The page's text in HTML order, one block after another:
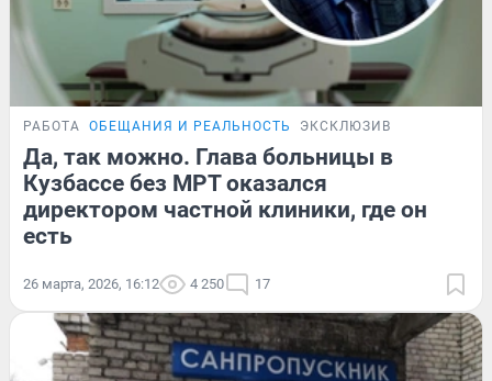
РАБОТА ОБЕЩАНИЯ И РЕАЛЬНОСТЬ ЭКСКЛЮЗИВ
Да, так можно. Глава больницы в
Кузбассе без МРТ оказался
директором частной клиники, где он
есть
26 марта, 2026, 16:12 4 250 17